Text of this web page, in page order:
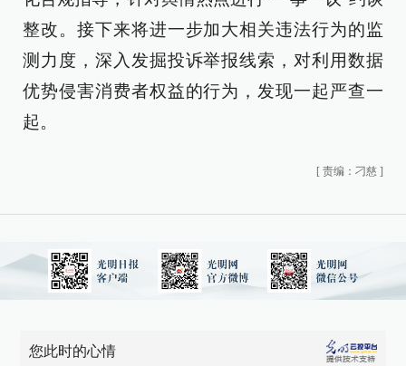
整改。接下来将进一步加大相关违法行为的监
测力度，深入发掘投诉举报线索，对利用数据
优势侵害消费者权益的行为，发现一起严查一
起。
[ 责编：刁慈 ]
您此时的心情